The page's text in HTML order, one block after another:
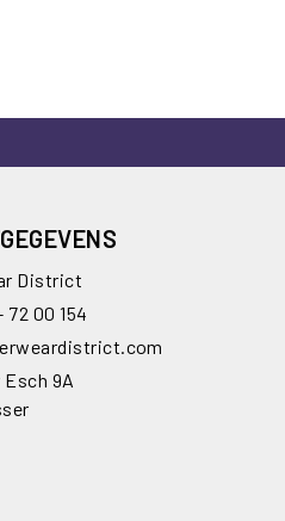
District
72 00 154
Esch 9A